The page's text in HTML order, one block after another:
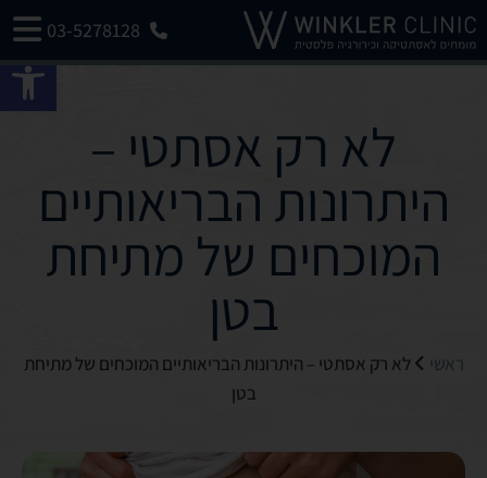
03-5278128
לא רק אסתטי –
היתרונות הבריאותיים
המוכחים של מתיחת
בטן
ראשי
לא רק אסתטי – היתרונות הבריאותיים המוכחים של מתיחת
בטן